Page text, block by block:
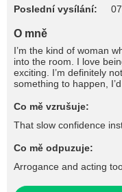
Poslední vysílání:
O mně
I’m the kind of woman
into the room. I love
exciting. I’m definitely
something to happen,
Co mě vzrušuje:
That slow confidence
Co mě odpuzuje:
Arrogance and acting too